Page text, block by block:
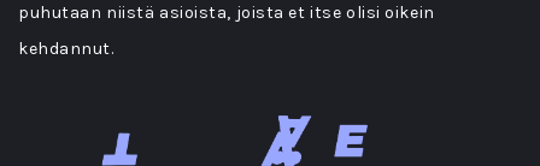
puhutaan niistä asioista, joista et itse olisi oikein
kehdannut.